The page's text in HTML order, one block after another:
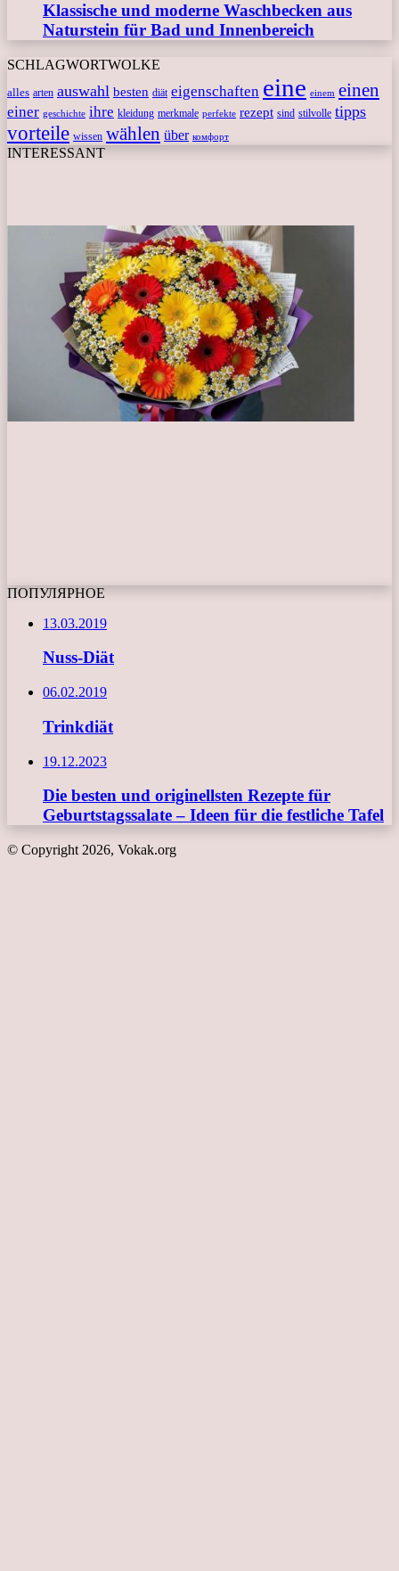
Klassische und moderne Waschbecken aus
Naturstein für Bad und Innenbereich
SCHLAGWORTWOLKE
alles arten auswahl besten diät eigenschaften eine einem einen
einer geschichte ihre kleidung merkmale perfekte rezept sind stilvolle tipps
vorteile wissen wählen über комфорт
INTERESSANT
ПОПУЛЯРНОЕ
13.03.2019
Nuss-Diät
06.02.2019
Trinkdiät
19.12.2023
Die besten und originellsten Rezepte für
Geburtstagssalate – Ideen für die festliche Tafel
© Copyright 2026, Vokak.org